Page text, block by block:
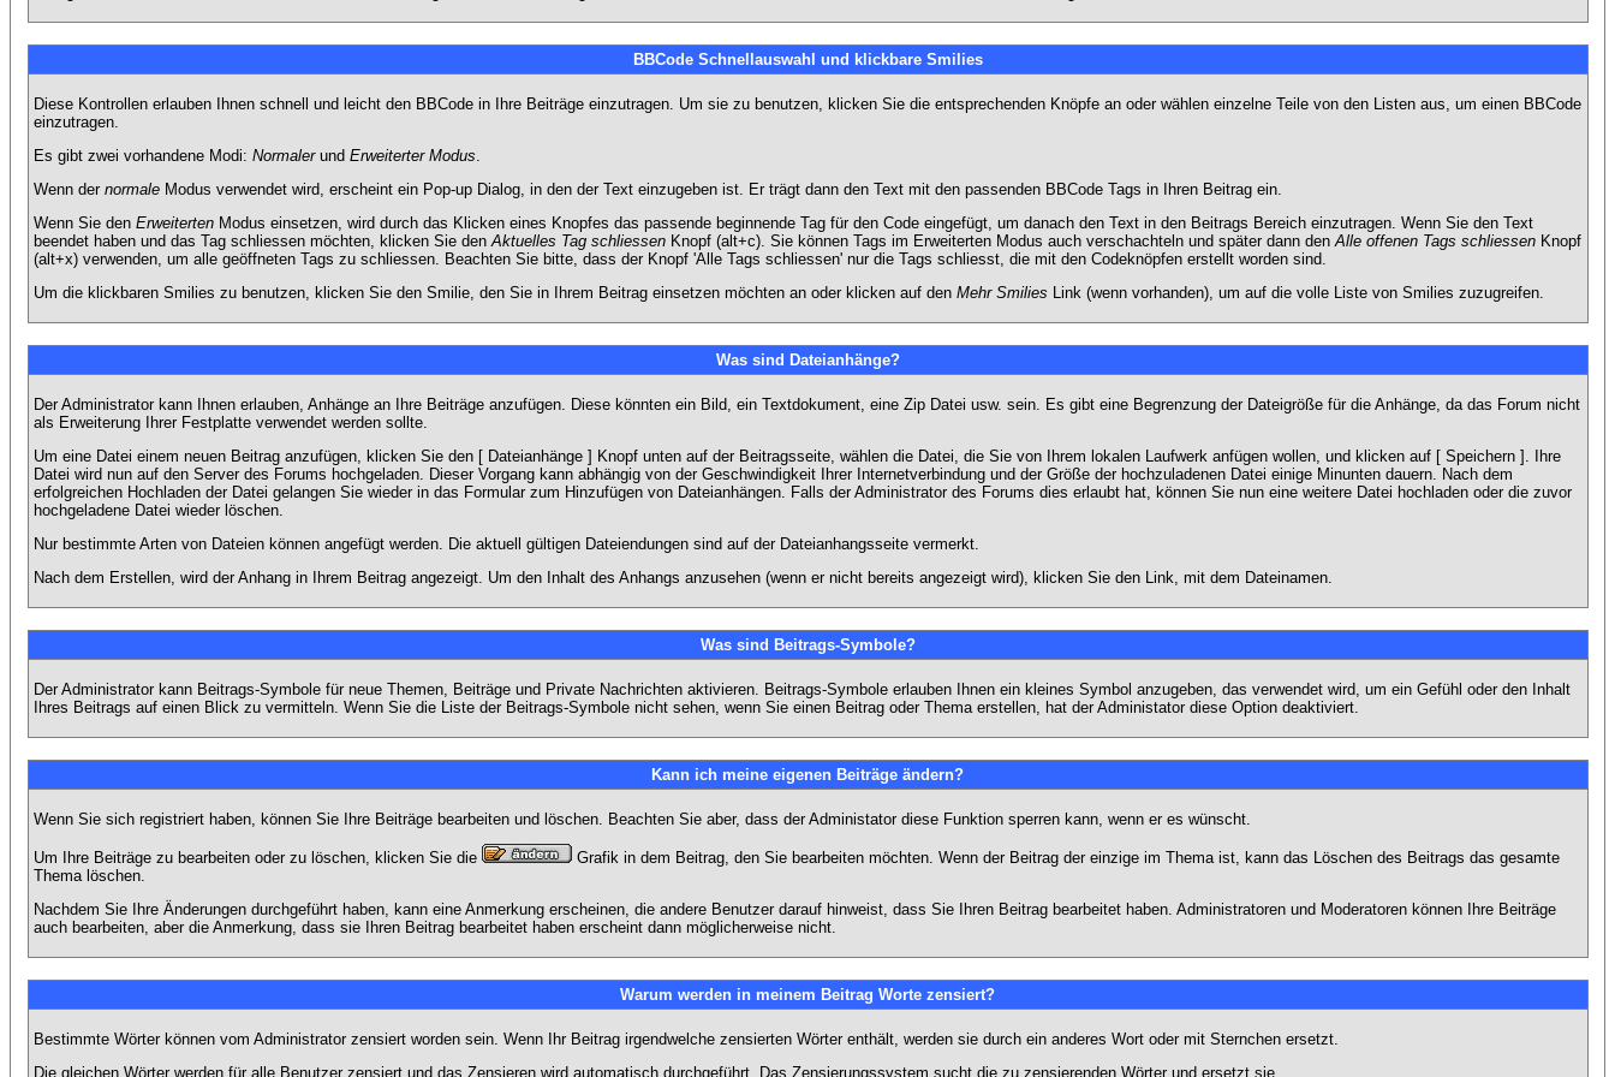
BBCode Schnellauswahl und klickbare Smilies
Diese Kontrollen erlauben Ihnen schnell und leicht den BBCode in Ihre Beiträge einzutragen. Um sie zu benutzen, klicken Sie die entsprechenden Knöpfe an oder wählen einzelne Teile von den Listen aus, um einen BBCode
einzutragen.
Es gibt zwei vorhandene Modi: Normalerund Erweiterter Modus.
Wenn der normaleModus verwendet wird, erscheint ein Pop-up Dialog, in den der Text einzugeben ist. Er trägt dann den Text mit den passenden BBCode Tags in Ihren Beitrag ein.
Wenn Sie den ErweitertenModus einsetzen, wird durch das Klicken eines Knopfes das passende beginnende Tag für den Code eingefügt, um danach den Text in den Beitrags Bereich einzutragen. Wenn Sie den Text
beendet haben und das Tag schliessen möchten, klicken Sie denAktuelles Tag schliessenKnopf (alt+c). Sie können Tags im Erweiterten Modus auch verschachteln und später dann denAlle offenen Tags schliessenKnopf
(alt+x) verwenden, um alle geöffneten Tags zu schliessen. Beachten Sie bitte, dass der Knopf 'Alle Tags schliessen' nur die Tags schliesst, die mit den Codeknöpfen erstellt worden sind.
Um die klickbaren Smilies zu benutzen, klicken Sie den Smilie, den Sie in Ihrem Beitrag einsetzen möchten an oder klicken auf den Mehr Smilies Link (wenn vorhanden), um auf die volle Liste von Smilies zuzugreifen.
Was sind Dateianhänge?
Der Administrator kann Ihnen erlauben, Anhänge an Ihre Beiträge anzufügen. Diese könnten ein Bild, ein Textdokument, eine Zip Datei usw. sein. Es gibt eine Begrenzung der Dateigröße für die Anhänge, da das Forum nicht
als Erweiterung Ihrer Festplatte verwendet werden sollte.
Um eine Datei einem neuen Beitrag anzufügen, klicken Sie den [ Dateianhänge ] Knopf unten auf der Beitragsseite, wählen die Datei, die Sie von Ihrem lokalen Laufwerk anfügen wollen, und klicken auf [ Speichern ]. Ihre
Datei wird nun auf den Server des Forums hochgeladen. Dieser Vorgang kann abhängig von der Geschwindigkeit Ihrer Internetverbindung und der Größe der hochzuladenen Datei einige Minunten dauern. Nach dem
erfolgreichen Hochladen der Datei gelangen Sie wieder in das Formular zum Hinzufügen von Dateianhängen. Falls der Administrator des Forums dies erlaubt hat, können Sie nun eine weitere Datei hochladen oder die zuvor
hochgeladene Datei wieder löschen.
Nur bestimmte Arten von Dateien können angefügt werden. Die aktuell gültigen Dateiendungen sind auf der Dateianhangsseite vermerkt.
Nach dem Erstellen, wird der Anhang in Ihrem Beitrag angezeigt. Um den Inhalt des Anhangs anzusehen (wenn er nicht bereits angezeigt wird), klicken Sie den Link, mit dem Dateinamen.
Was sind Beitrags-Symbole?
Der Administrator kann Beitrags-Symbole für neue Themen, Beiträge und Private Nachrichten aktivieren. Beitrags-Symbole erlauben Ihnen ein kleines Symbol anzugeben, das verwendet wird, um ein Gefühl oder den Inhalt
Ihres Beitrags auf einen Blick zu vermitteln. Wenn Sie die Liste der Beitrags-Symbole nicht sehen, wenn Sie einen Beitrag oder Thema erstellen, hat der Administator diese Option deaktiviert.
Kann ich meine eigenen Beiträge ändern?
Wenn Sie sich registriert haben, können Sie Ihre Beiträge bearbeiten und löschen. Beachten Sie aber, dass der Administator diese Funktion sperren kann, wenn er es wünscht.
Um Ihre Beiträge zu bearbeiten oder zu löschen, klicken Sie die
Grafik in dem Beitrag, den Sie bearbeiten möchten. Wenn der Beitrag der einzige im Thema ist, kann das Löschen des Beitrags das gesamte
Thema löschen.
Nachdem Sie Ihre Änderungen durchgeführt haben, kann eine Anmerkung erscheinen, die andere Benutzer darauf hinweist, dass Sie Ihren Beitrag bearbeitet haben. Administratoren und Moderatoren können Ihre Beiträge
auch bearbeiten, aber die Anmerkung, dass sie Ihren Beitrag bearbeitet haben erscheint dann möglicherweise nicht.
Warum werden in meinem Beitrag Worte zensiert?
Bestimmte Wörter können vom Administrator zensiert worden sein. Wenn Ihr Beitrag irgendwelche zensierten Wörter enthält, werden sie durch ein anderes Wort oder mit Sternchen ersetzt.
Die gleichen Wörter werden für alle Benutzer zensiert und das Zensieren wird automatisch durchgeführt. Das Zensierungssystem sucht die zu zensierenden Wörter und ersetzt sie.